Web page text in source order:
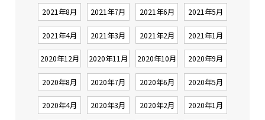
2021年8月 2021年7月 2021年6月 2021年5月
2021年4月 2021年3月 2021年2月 2021年1月
2020年12月 2020年11月 2020年10月 2020年9月
2020年8月 2020年7月 2020年6月 2020年5月
2020年4月 2020年3月 2020年2月 2020年1月